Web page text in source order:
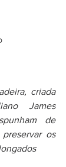
criada
James
de
os